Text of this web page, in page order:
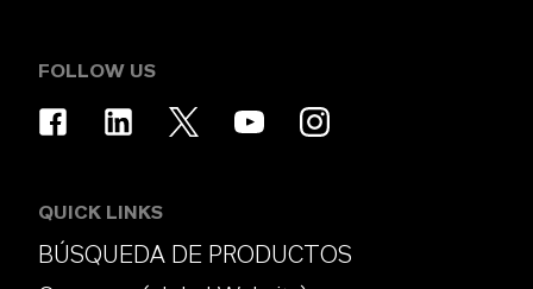
FOLLOW US
QUICK LINKS
BÚSQUEDA DE PRODUCTOS